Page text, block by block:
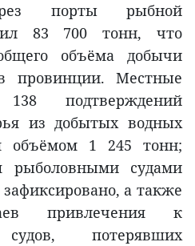
порты рыбной
83 700 тонн, что
объёма добычи
провинции. Местные
подтверждений
из добытых водных
объёмом 1 245 тонн;
рыболовными судами
а также
привлечения к
судов, потерявших